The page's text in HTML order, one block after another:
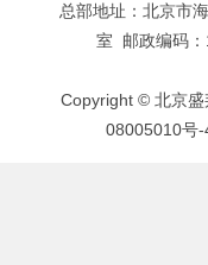
总部地址：北京市
室 邮政编码
Copyright © 北京
08005010号